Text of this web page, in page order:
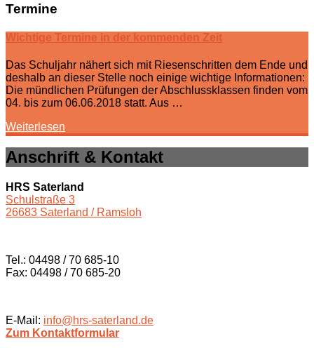
Termine
Wichtige Termine in der kommenden Zeit
Das Schuljahr nähert sich mit Riesenschritten dem Ende und
deshalb an dieser Stelle noch einige wichtige Informationen:
Die mündlichen Prüfungen der Abschlussklassen finden vom
04. bis zum 06.06.2018 statt. Aus …
Weiterlesen
Anschrift & Kontakt
HRS Saterland
Schulstraße 3
26683 Saterland / Ramsloh
Tel.: 04498 / 70 685-10
Fax: 04498 / 70 685-20
E-Mail: info@hrs-saterland.de
Zum Kontaktformular